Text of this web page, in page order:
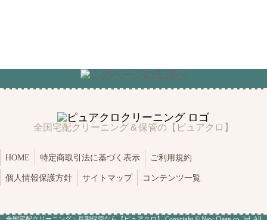
全国宅配クリーニング＆保管の【ピュアクロ】
HOME 特定商取引法に基づく表示 ご利用規約
個人情報保護方針 サイトマップ コンテンツ一覧